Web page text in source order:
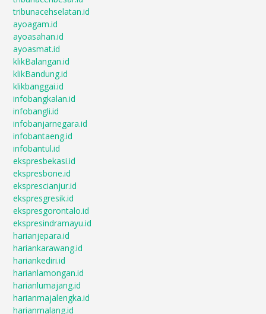
tribunacehselatan.id
ayoagam.id
ayoasahan.id
ayoasmat.id
klikBalangan.id
klikBandung.id
klikbanggai.id
infobangkalan.id
infobangli.id
infobanjarnegara.id
infobantaeng.id
infobantul.id
ekspresbekasi.id
ekspresbone.id
eksprescianjur.id
ekspresgresik.id
ekspresgorontalo.id
ekspresindramayu.id
harianjepara.id
hariankarawang.id
hariankediri.id
harianlamongan.id
harianlumajang.id
harianmajalengka.id
harianmalang.id